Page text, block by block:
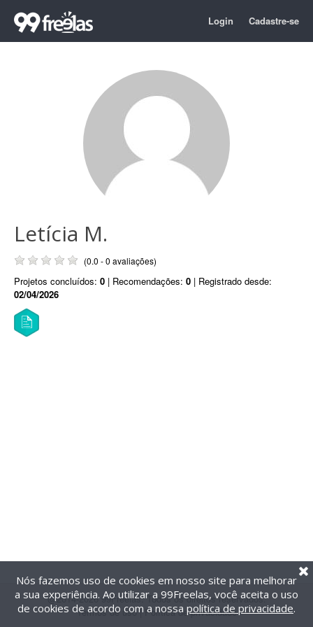
Login Cadastre-se
Letícia M.
(0.0 - 0 avaliações)
Projetos concluídos: 0 | Recomendações: 0 | Registrado desde:
02/04/2026
@2014-2026 99Freelas. Todos os direitos reservados.
Termos de uso| Política de privacidade
Nós fazemos uso de cookies em nosso site para melhorar
a sua experiência. Ao utilizar a 99Freelas, você aceita o uso
de cookies de acordo com a nossa política de privacidade.